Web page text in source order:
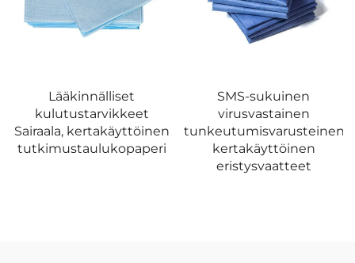
SMS-sukuinen
virusvastainen
tunkeutumisvarusteinen
kertakäyttöinen